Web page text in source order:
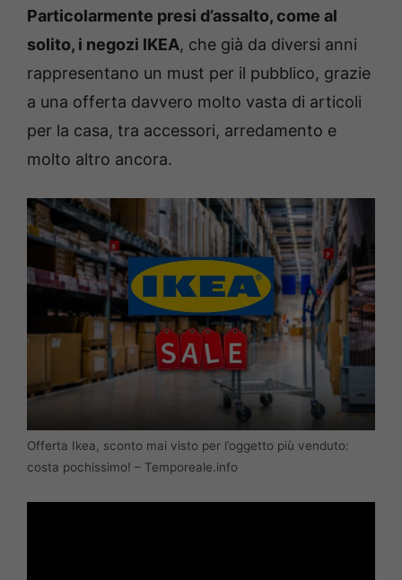
Particolarmente presi d’assalto, come al
solito, i negozi IKEA, che già da diversi anni
rappresentano un must per il pubblico, grazie
a una offerta davvero molto vasta di articoli
per la casa, tra accessori, arredamento e
molto altro ancora.
Offerta Ikea, sconto mai visto per l’oggetto più venduto:
costa pochissimo! – Temporeale.info